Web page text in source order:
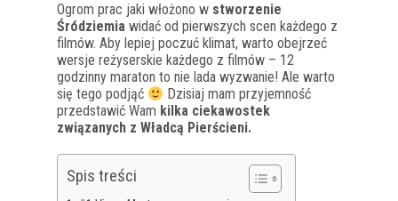
Ogrom prac jaki włożono w stworzenie
Śródziemia widać od pierwszych scen każdego z
filmów. Aby lepiej poczuć klimat, warto obejrzeć
wersje reżyserskie każdego z filmów – 12
godzinny maraton to nie lada wyzwanie! Ale warto
się tego podjąć
Dzisiaj mam przyjemność
przedstawić Wam kilka ciekawostek
związanych z Władcą Pierścieni.
Spis treści